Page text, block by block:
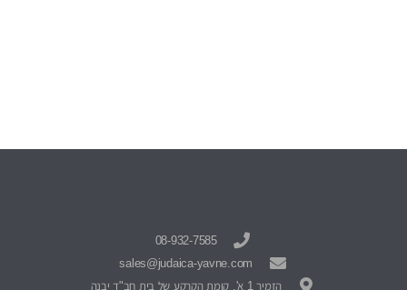
08-932-7585
sales@judaica-yavne.com
הזמיר 1 א', קומת הקרקע של בית חב"ד יבנה